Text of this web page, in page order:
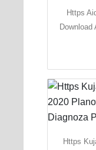
Https
Https